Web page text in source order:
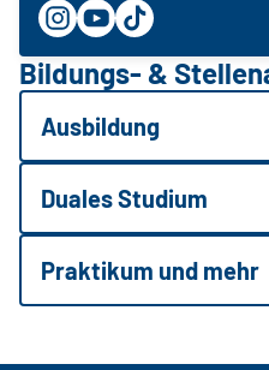
Bildungs- &
Ausbildung
Duales Studium
Praktikum und mehr